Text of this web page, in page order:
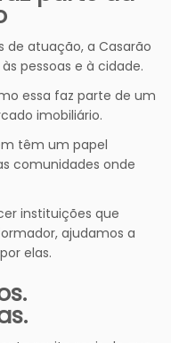
de atuação, a Casarão
pessoas e à cidade.
essa faz parte de um
imobiliário.
têm um papel
comunidades onde
instituições que
ajudamos a
elas.